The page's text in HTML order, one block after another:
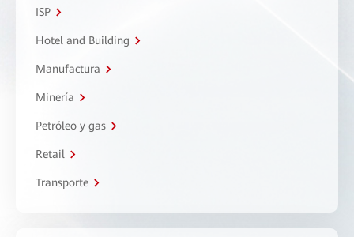
ISP
Hotel and Building
Manufactura
Minería
Petróleo y gas
Retail
Transporte